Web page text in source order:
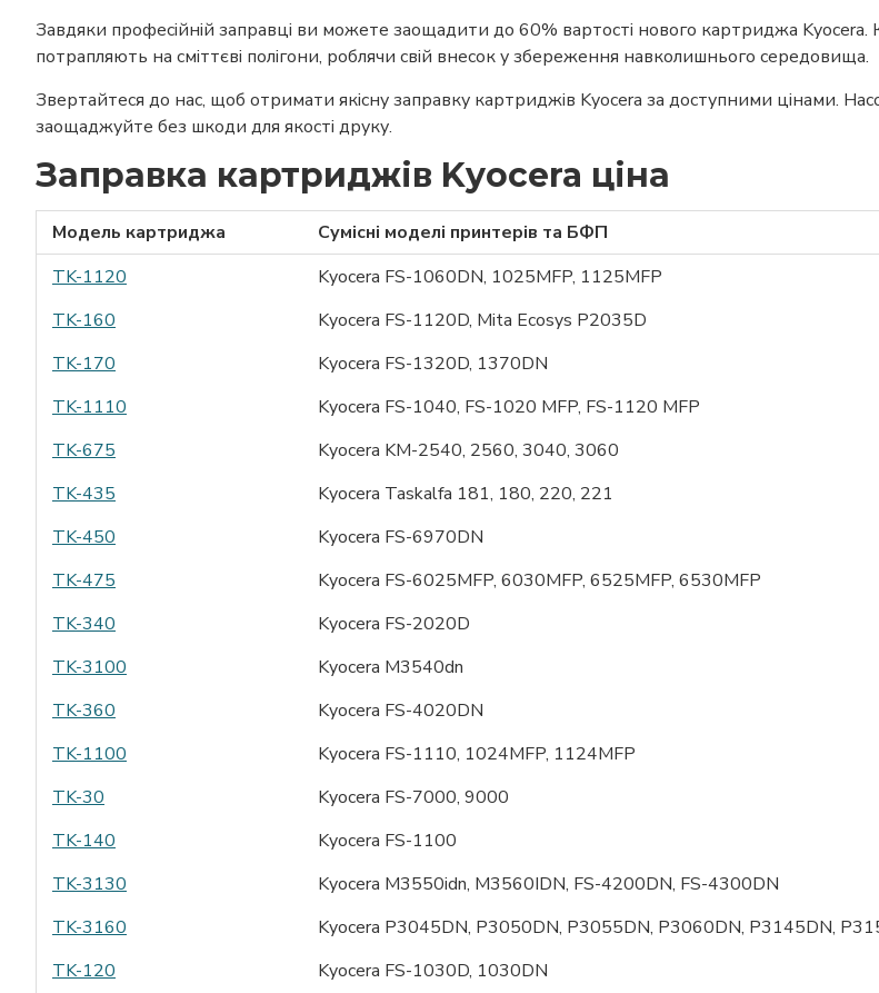
Завдяки професійній заправці ви можете заощадити до 60% вартості нового картриджа Kyocera.
потрапляють на сміттєві полігони, роблячи свій внесок у збереження навколишнього середовища.
Звертайтеся до нас, щоб отримати якісну заправку картриджів Kyocera за доступними цінами.
заощаджуйте без шкоди для якості друку.
Заправка картриджів Kyocera ціна
Модель картриджа Сумісні моделі принтерів та БФП
TK-1120
Kyocera FS-1060DN, 1025MFP, 1125MFP
TK-160
Kyocera FS-1120D, Mita Ecosys P2035D
TK-170
Kyocera FS-1320D, 1370DN
TK-1110
Kyocera FS-1040, FS-1020 MFP, FS-1120 MFP
TK-675
Kyocera KM-2540, 2560, 3040, 3060
TK-435
Kyocera Taskalfa 181, 180, 220, 221
TK-450
Kyocera FS-6970DN
TK-475
Kyocera FS-6025MFP, 6030MFP, 6525MFP, 6530MFP
TK-340
Kyocera FS-2020D
TK-3100
Kyocera M3540dn
TK-360
Kyocera FS-4020DN
TK-1100
Kyocera FS-1110, 1024MFP, 1124MFP
TK-30
Kyocera FS-7000, 9000
TK-140
Kyocera FS-1100
TK-3130
Kyocera M3550idn, M3560IDN, FS-4200DN, FS-4300DN
TK-3160
Kyocera P3045DN, P3050DN, P3055DN, P3060DN, P3145DN,
TK-120
Kyocera FS-1030D, 1030DN